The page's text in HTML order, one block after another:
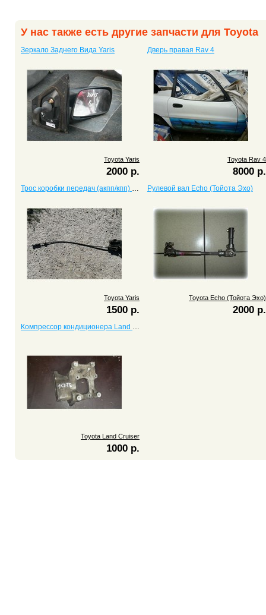
У нас также есть другие запчасти для Toyota
Зеркало Заднего Вида Yaris
Toyota Yaris
2000 р.
Дверь правая Rav 4
Toyota Rav 4
8000 р.
Трос коробки передач (акпп/кпп) Yaris
Toyota Yaris
1500 р.
Рулевой вал Echo (Тойота Эхо)
Toyota Echo (Тойота Эхо)
2000 р.
Компрессор кондиционера Land Cruiser с двигателем 1KZ-TE
Toyota Land Cruiser
1000 р.